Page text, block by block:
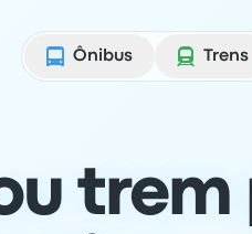
Ônibus
Trens
trem